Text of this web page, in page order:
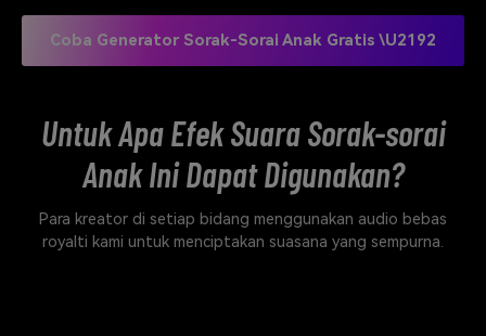
Coba Generator Sorak-Sorai Anak Gratis \u2192
Untuk Apa Efek Suara Sorak-sorai
Anak Ini Dapat Digunakan?
Para kreator di setiap bidang menggunakan audio bebas
royalti kami untuk menciptakan suasana yang sempurna.